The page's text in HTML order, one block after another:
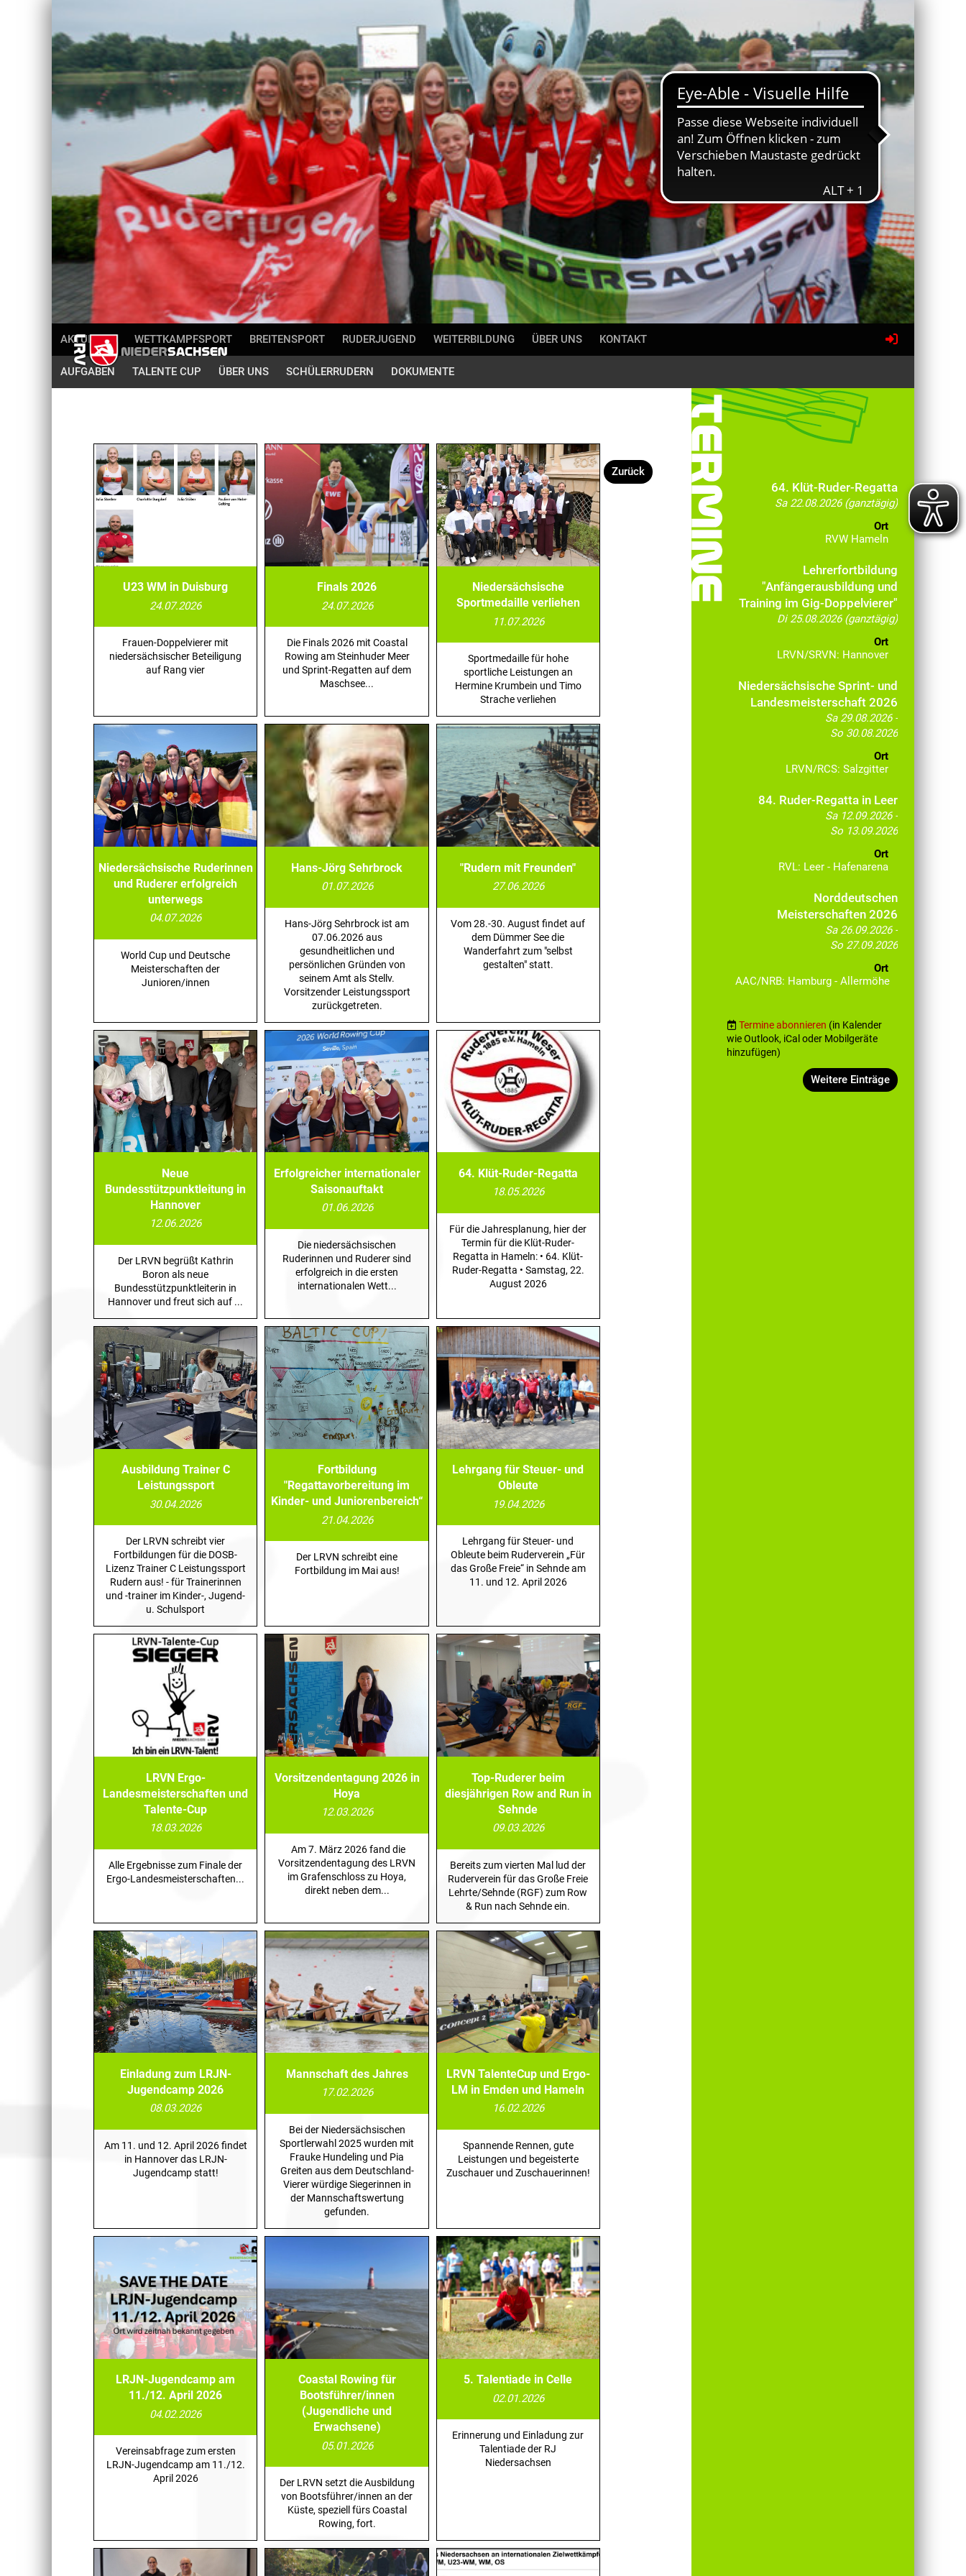
AKTUELLES WETTKAMPFSPORT BREITENSPORT RUDERJUGEND WEITERBILDUNG ÜBER UNS KONTAKT
AUFGABEN TALENTE CUP ÜBER UNS SCHÜLERRUDERN DOKUMENTE
Zurück
U23 WM in Duisburg
24.07.2026
Frauen-Doppelvierer mit
niedersächsischer Beteiligung
auf Rang vier
Finals 2026
24.07.2026
Die Finals 2026 mit Coastal
Rowing am Steinhuder Meer
und Sprint-Regatten auf dem
Maschsee...
Niedersächsische
Sportmedaille verliehen
11.07.2026
Sportmedaille für hohe
sportliche Leistungen an
Hermine Krumbein und Timo
Strache verliehen
Niedersächsische Ruderinnen
und Ruderer erfolgreich
unterwegs
04.07.2026
World Cup und Deutsche
Meisterschaften der
Junioren/innen
Hans-Jörg Sehrbrock
01.07.2026
Hans-Jörg Sehrbrock ist am
07.06.2026 aus
gesundheitlichen und
persönlichen Gründen von
seinem Amt als Stellv.
Vorsitzender Leistungssport
zurückgetreten.
"Rudern mit Freunden"
27.06.2026
Vom 28.-30. August findet auf
dem Dümmer See die
Wanderfahrt zum "selbst
gestalten" statt.
Neue
Bundesstützpunktleitung in
Hannover
12.06.2026
Der LRVN begrüßt Kathrin
Boron als neue
Bundesstützpunktleiterin in
Hannover und freut sich auf ...
Erfolgreicher internationaler
Saisonauftakt
01.06.2026
Die niedersächsischen
Ruderinnen und Ruderer sind
erfolgreich in die ersten
internationalen Wett...
64. Klüt-Ruder-Regatta
18.05.2026
Für die Jahresplanung, hier der
Termin für die Klüt-Ruder-
Regatta in Hameln: • 64. Klüt-
Ruder-Regatta • Samstag, 22.
August 2026
Ausbildung Trainer C
Leistungssport
30.04.2026
Der LRVN schreibt vier
Fortbildungen für die DOSB-
Lizenz Trainer C Leistungssport
Rudern aus! - für Trainerinnen
und -trainer im Kinder-, Jugend-
u. Schulsport
Fortbildung
"Regattavorbereitung im
Kinder- und Juniorenbereich“
21.04.2026
Der LRVN schreibt eine
Fortbildung im Mai aus!
Lehrgang für Steuer- und
Obleute
19.04.2026
Lehrgang für Steuer- und
Obleute beim Ruderverein „Für
das Große Freie“ in Sehnde am
11. und 12. April 2026
LRVN Ergo-
Landesmeisterschaften und
Talente-Cup
18.03.2026
Alle Ergebnisse zum Finale der
Ergo-Landesmeisterschaften...
Vorsitzendentagung 2026 in
Hoya
12.03.2026
Am 7. März 2026 fand die
Vorsitzendentagung des LRVN
im Grafenschloss zu Hoya,
direkt neben dem...
Top-Ruderer beim
diesjährigen Row and Run in
Sehnde
09.03.2026
Bereits zum vierten Mal lud der
Ruderverein für das Große Freie
Lehrte/Sehnde (RGF) zum Row
& Run nach Sehnde ein.
Einladung zum LRJN-
Jugendcamp 2026
08.03.2026
Am 11. und 12. April 2026 findet
in Hannover das LRJN-
Jugendcamp statt!
Mannschaft des Jahres
17.02.2026
Bei der Niedersächsischen
Sportlerwahl 2025 wurden mit
Frauke Hundeling und Pia
Greiten aus dem Deutschland-
Vierer würdige Siegerinnen in
der Mannschaftswertung
gefunden.
LRVN TalenteCup und Ergo-
LM in Emden und Hameln
16.02.2026
Spannende Rennen, gute
Leistungen und begeisterte
Zuschauer und Zuschauerinnen!
LRJN-Jugendcamp am
11./12. April 2026
04.02.2026
Vereinsabfrage zum ersten
LRJN-Jugendcamp am 11./12.
April 2026
Coastal Rowing für
Bootsführer/innen
(Jugendliche und
Erwachsene)
05.01.2026
Der LRVN setzt die Ausbildung
von Bootsführer/innen an der
Küste, speziell fürs Coastal
Rowing, fort.
5. Talentiade in Celle
02.01.2026
Erinnerung und Einladung zur
Talentiade der RJ
Niedersachsen
64. Klüt-Ruder-Regatta
Sa 22.08.2026 (ganztägig)
Ort
RVW Hameln
Lehrerfortbildung
"Anfängerausbildung und
Training im Gig-Doppelvierer"
Di 25.08.2026 (ganztägig)
Ort
LRVN/SRVN: Hannover
Niedersächsische Sprint- und
Landesmeisterschaft 2026
Sa 29.08.2026 -
So 30.08.2026
Ort
LRVN/RCS: Salzgitter
84. Ruder-Regatta in Leer
Sa 12.09.2026 -
So 13.09.2026
Ort
RVL: Leer - Hafenarena
Norddeutschen
Meisterschaften 2026
Sa 26.09.2026 -
So 27.09.2026
Ort
AAC/NRB: Hamburg - Allermöhe
Termine abonnieren (in Kalender
wie Outlook, iCal oder Mobilgeräte
hinzufügen)
Weitere Einträge